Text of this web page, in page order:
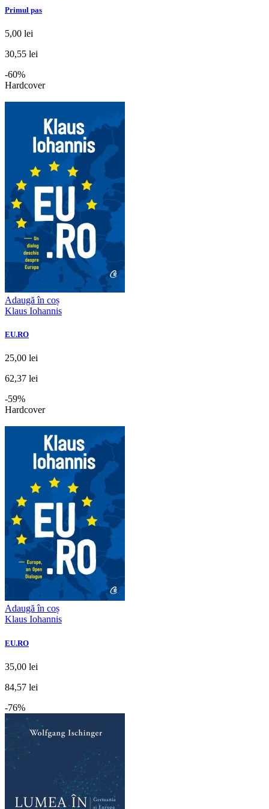
Primul pas
5,00 lei
30,55 lei
-60%
Hardcover
Adaugă în coș
Klaus Iohannis
EU.RO
25,00 lei
62,37 lei
-59%
Hardcover
Adaugă în coș
Klaus Iohannis
EU.RO
35,00 lei
84,57 lei
-76%